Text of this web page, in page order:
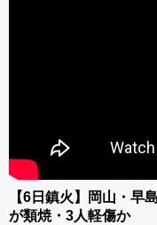
【6日鎮火】岡山・
が類焼・3人軽傷か